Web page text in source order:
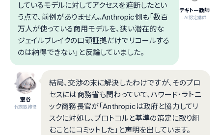
テキトー教師
.AI認定講師
しているモデルに対してアクセスを遮断したとい
う点で、前例がありません。Anthropic側も「数百
万人が使っている商用モデルを、狭い潜在的な
ジェイルブレイクの口頭証拠だけでリコールする
のは納得できない」と反論していました。
室谷
代表取締役
結局、交渉の末に解決したわけですが、そのプロ
セスには商務省も関わっていて、ハワード・ラトニ
ック商務長官が「Anthropicは政府と協力してリ
スクに対処し、プロトコルと基準の策定に取り組
むことにコミットした」と声明を出しています。